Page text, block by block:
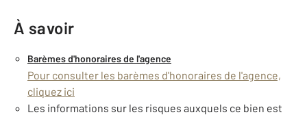
À savoir
Barèmes d'honoraires de l'agence
Pour consulter les barèmes d'honoraires de l'agence,
cliquez ici
Les informations sur les risques auxquels ce bien est